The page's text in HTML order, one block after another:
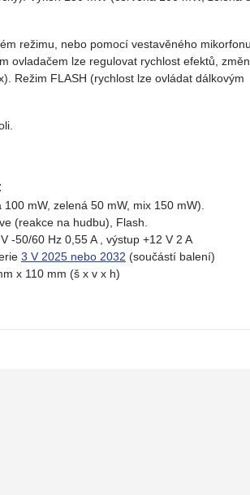
režimu, nebo pomocí vestavěného
ovladačem lze regulovat rychlost efektů,
Režim FLASH (rychlost lze ovládat dálkovým
mW, zelená 50 mW, mix 150 mW).
(reakce na hudbu), Flash.
-50/60 Hz 0,55 A , výstup +12 V 2 A
3 V 2025 nebo 2032 (součástí balení)
x 110 mm (š x v x h)